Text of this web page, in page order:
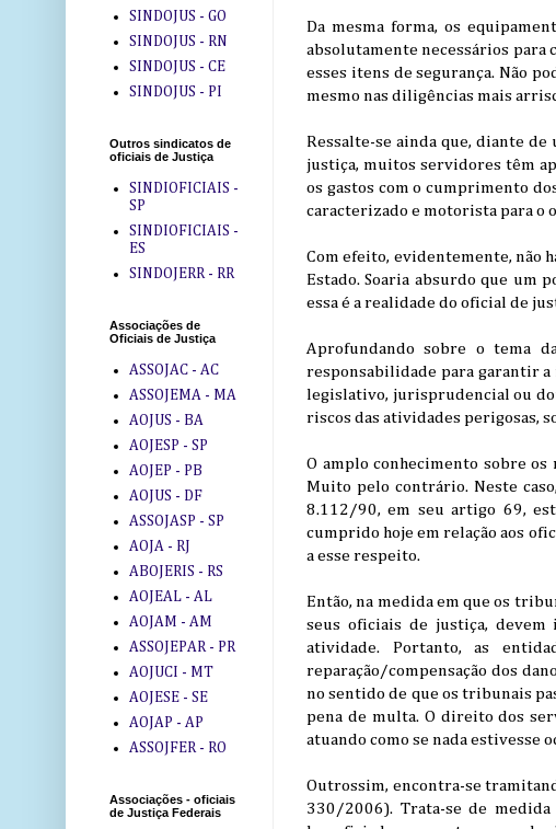
Da mesma forma, os
absolutamente necessários
esses itens de segurança. Não
mesmo nas diligências mais
Ressalte-se ainda que, diante
justiça, muitos servidores têm
os gastos com o cumprimento
caracterizado e motorista para o
Com efeito, evidentemente, não
Estado. Soaria absurdo que um
essa é a realidade do oficial de
Aprofundando sobre o tema
responsabilidade para garantir
legislativo, jurisprudencial ou
riscos das atividades perigosas,
O amplo conhecimento sobre os
Muito pelo contrário. Neste
8.112/90, em seu artigo 69,
cumprido hoje em relação aos
a esse respeito.
Então, na medida em que os
seus oficiais de justiça,
atividade. Portanto, as
reparação/compensação dos
no sentido de que os tribunais
pena de multa. O direito dos
atuando como se nada estivesse
Outrossim, encontra-se
330/2006). Trata-se de
SINDOJUS - GO
SINDOJUS - RN
SINDOJUS - CE
SINDOJUS - PI
Outros sindicatos de
oficiais de Justiça
SINDIOFICIAIS -
SP
SINDIOFICIAIS -
ES
SINDOJERR - RR
Associações de
Oficiais de Justiça
ASSOJAC - AC
ASSOJEMA - MA
AOJUS - BA
AOJESP - SP
AOJEP - PB
AOJUS - DF
ASSOJASP - SP
AOJA - RJ
ABOJERIS - RS
AOJEAL - AL
AOJAM - AM
ASSOJEPAR - PR
AOJUCI - MT
AOJESE - SE
AOJAP - AP
ASSOJFER - RO
Associações - oficiais
de Justiça Federais